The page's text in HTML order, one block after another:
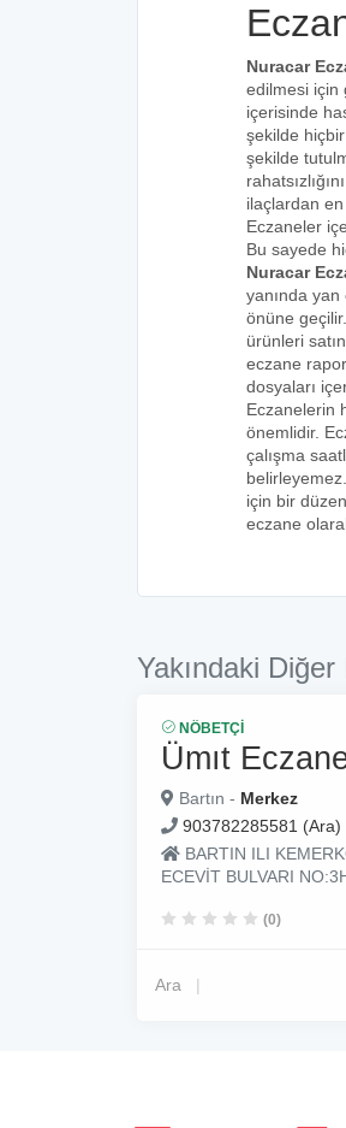
Nuracar
edilmesi için
içerisinde
şekilde
şekilde
ilaçlardan
Eczaneler
Bu sayede
Nuracar
yanında yan
önüne
ürünleri
eczane
dosyaları
Eczanelerin
önemlidir.
çalışma
için bir
eczane
Yakındaki
NÖBETÇI
Ümıt
Bartın - Merkez
903782285581 (Ara)
BARTIN ILI
ECEVİT BULVARI
(0)
Ara